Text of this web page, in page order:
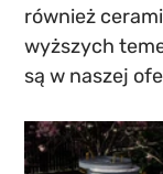
również
wyższych
są w naszej